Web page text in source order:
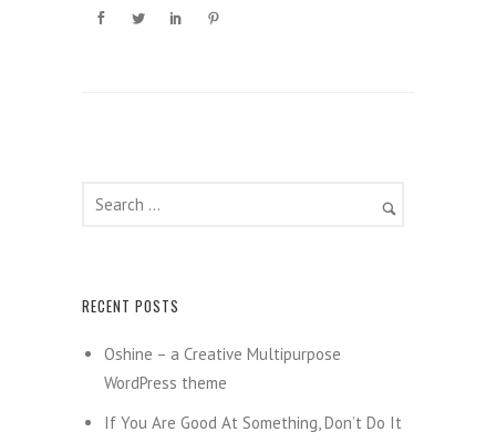
RECENT POSTS
Oshine – a Creative Multipurpose
WordPress theme
If You Are Good At Something, Don’t Do It